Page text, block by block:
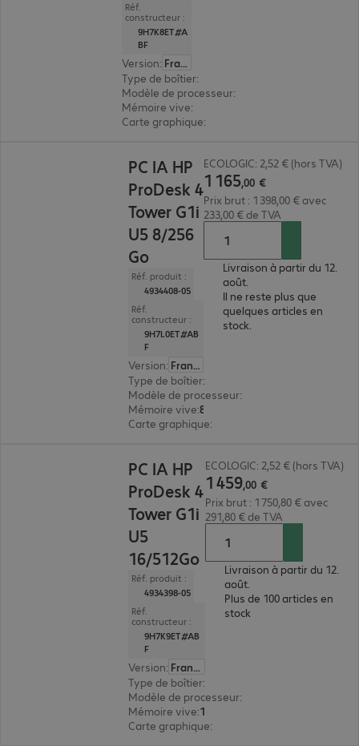
Réf.
constructeur :
9H7K8ET#A
BF
Version:
Français
Type de boîtier:
Modèle de processeur:
Mémoire vive:
Carte graphique:
PC IA HP
ProDesk 4
Tower G1i
U5 8/256
Go
Réf. produit :
4934408-05
Réf.
constructeur :
9H7L0ET#AB
F
Version:
Français
Type de boîtier:
Modèle de processeur:
Mémoire vive:
Carte graphique:
ECOLOGIC: 2,52 € (hors TVA)
1 165,00 €
Prix brut : 1 398,00 € avec
233,00 € de TVA
Livraison à partir du 12.
août.
Il ne reste plus que
quelques articles en
stock.
PC IA HP
ProDesk 4
Tower G1i
U5
16/512Go
Réf. produit :
4934398-05
Réf.
constructeur :
9H7K9ET#AB
F
Version:
Français
Type de boîtier:
Modèle de processeur:
Mémoire vive:
Carte graphique:
ECOLOGIC: 2,52 € (hors TVA)
1459,00 €
Prix brut : 1 750,80 € avec
291,80 € de TVA
Livraison à partir du 12.
août.
Plus de 100 articles en
stock